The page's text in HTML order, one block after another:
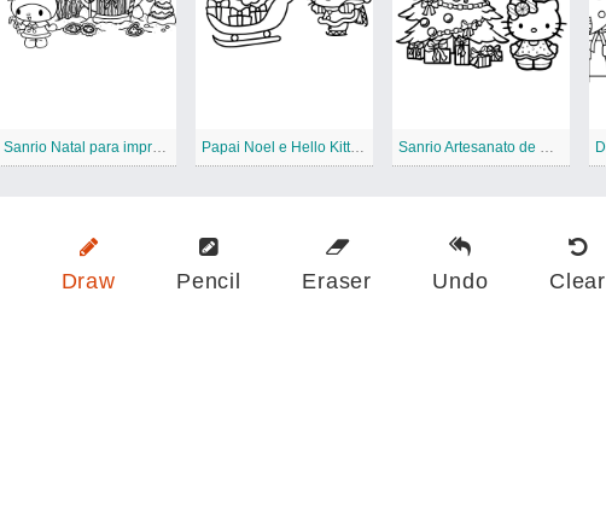
Sanrio Natal para impressão Papai Noel e Hello Kitty grátis Natal Sanrio Artesanato de Natal
Draw Pencil Eraser Undo Clear